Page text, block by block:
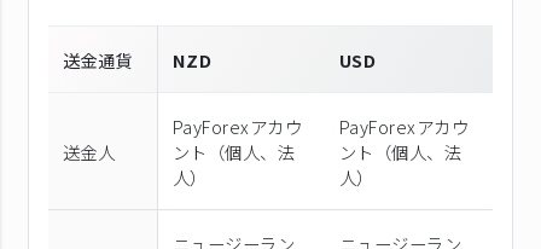
送金通貨 NZD USD
送金人
PayForexアカウ
ント（個⼈、法
⼈）
PayForexアカウ
ント（個⼈、法
⼈）
ニュージーラン
ニュージーラン